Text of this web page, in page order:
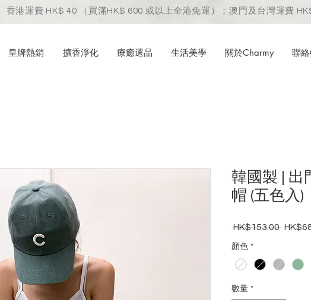
香港運費 HK$ 40 （買滿HK$ 600 或以上全港免運）；澳門及台灣運費
皇牌熱銷 擴香淨化 療癒選品 生活美學 關於Charmy 聯
韓國製 | 出
帽 (五色入)
HK$153.00 一
格
顏色 *
數量 *